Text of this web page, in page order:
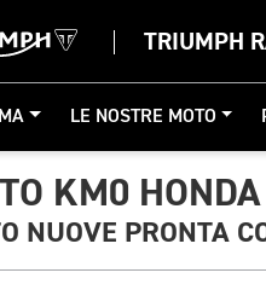
TRIUMPH
LE NOSTRE MOTO
KM0 HONDA
NUOVE PRONTA